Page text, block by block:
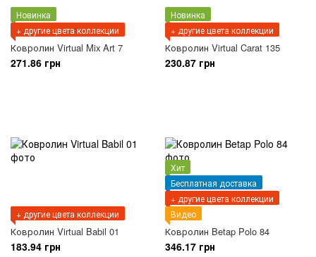
Новинка
+ другие цвета коллекции
Ковролин Virtual Mix Art 7
271.86 грн
Новинка
+ другие цвета коллекции
Ковролин Virtual Carat 135
230.87 грн
+ другие цвета коллекции
Ковролин Virtual Babil 01
183.94 грн
Хит
Бесплатная доставка
+ другие цвета коллекции
Видео
Ковролин Betap Polo 84
346.17 грн